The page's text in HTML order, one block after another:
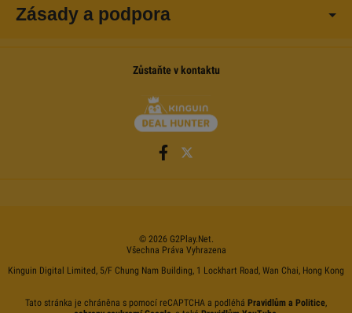
Zásady a podpora
Zůstaňte v kontaktu
© 2026 G2Play.net.
Všechna Práva Vyhrazena
Kinguin Digital Limited, 5/F Chung Nam Building, 1 Lockhart Road, Wan Chai, Hong Kong
Tato stránka je chráněna s pomocí reCAPTCHA a podléhá Pravidlům a Politice,